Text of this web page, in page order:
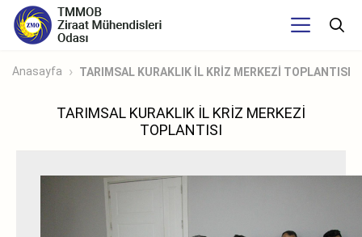
Anasayfa TARIMSAL KURAKLIK İL KRİZ MERKEZİ TOPLANTISI
TARIMSAL KURAKLIK İL KRİZ MERKEZİ
TOPLANTISI